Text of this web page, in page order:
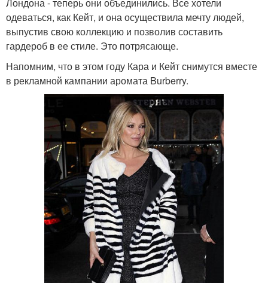
одеваться, как Кейт, и она осуществила мечту людей,
выпустив свою коллекцию и позволив составить
гардероб в ее стиле. Это потрясающе.
Напомним, что в этом году Кара и Кейт снимутся вместе
в рекламной кампании аромата Burberry.